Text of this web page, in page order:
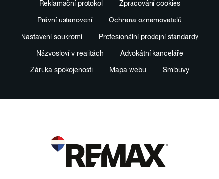
Reklamační protokol Zpracování cookies
Právní ustanovení Ochrana oznamovatelů
Nastavení soukromí Profesionální prodejní standardy
Názvosloví v realitách Advokátní kanceláře
Záruka spokojenosti Mapa webu Smlouvy